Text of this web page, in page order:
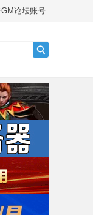
论坛账号
索